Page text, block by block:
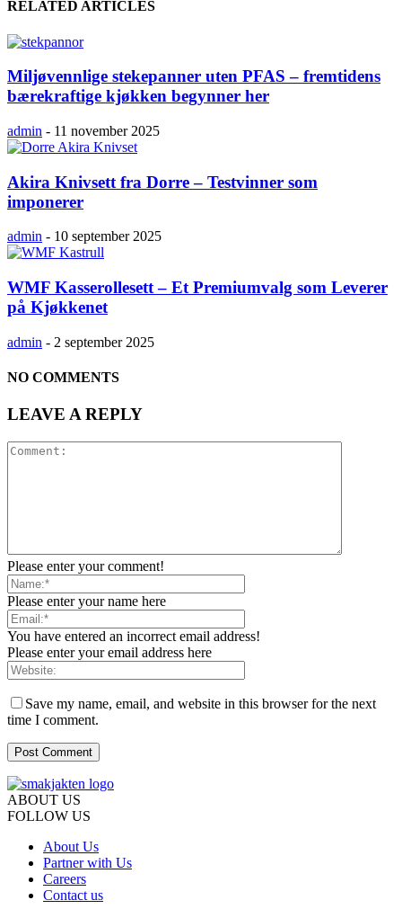
RELATED ARTICLES
Miljøvennlige stekepanner uten PFAS – fremtidens
bærekraftige kjøkken begynner her
admin - 11 november 2025
Akira Knivsett fra Dorre – Testvinner som
imponerer
admin - 10 september 2025
WMF Kasserollesett – Et Premiumvalg som Leverer
på Kjøkkenet
admin - 2 september 2025
NO COMMENTS
LEAVE A REPLY
Please enter your comment!
Please enter your name here
You have entered an incorrect email address!
Please enter your email address here
Save my name, email, and website in this browser for the next
time I comment.
ABOUT US
FOLLOW US
About Us
Partner with Us
Careers
Contact us